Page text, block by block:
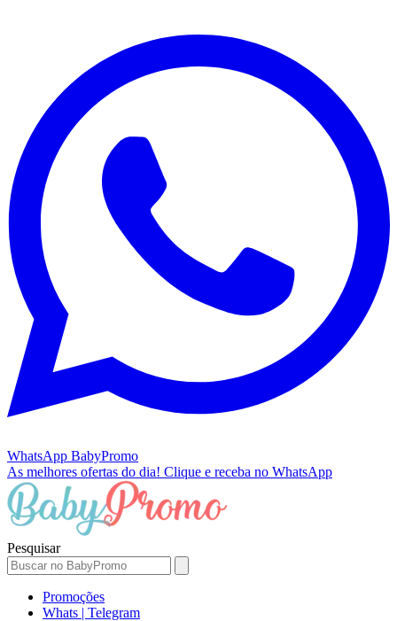
WhatsApp BabyPromo
As melhores ofertas do dia! Clique e receba no WhatsApp
Pesquisar
Promoções
Whats | Telegram